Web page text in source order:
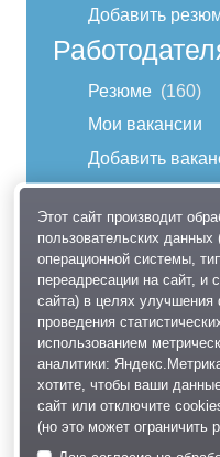
Добавить
Резюме
160
Мои вакансии
Добавить
вход
Резюме
Удаление и лечение
деревьев.
Сельское хозяйство,
Этот сайт производит
пользовательских данных
операционной системы,
переадресации на сайт, и
сайта) в целях улучшения
проведения
использованием
аналитики:
хотите, чтобы ваши
сайт или отключите
(но это может ограничить